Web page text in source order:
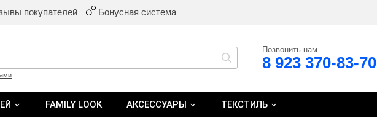
покупателей Бонусная система
Позвонить нам
8 923 370-83-70
FAMILY LOOK АКСЕССУАРЫ ТЕКСТИЛЬ